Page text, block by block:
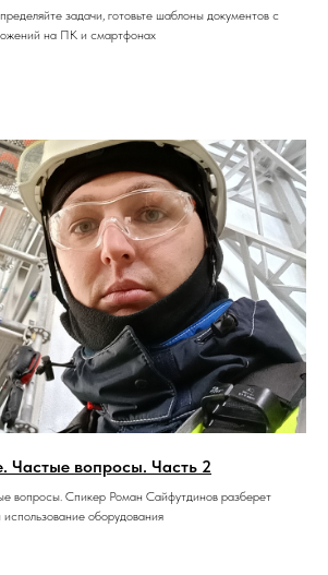
задачи, готовьте шаблоны документов с
на ПК и смартфонах
Частые вопросы. Часть 2
вопросы. Спикер Роман Сайфутдинов разберет
оборудования